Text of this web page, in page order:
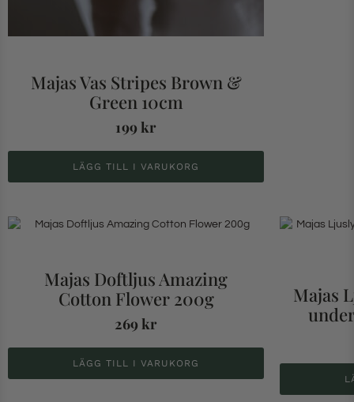
Majas Vas Stripes Brown &
Green 10cm
199kr
LÄGG TILL I VARUKORG
Majas Doftljus Amazing
Cotton Flower 200g
269kr
LÄGG TILL I VARUKORG
Majas